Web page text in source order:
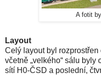
A fotit
Layout
Celý layout byl
včetně „velkého“ sálu
sítí H0-ČSD a poslední,